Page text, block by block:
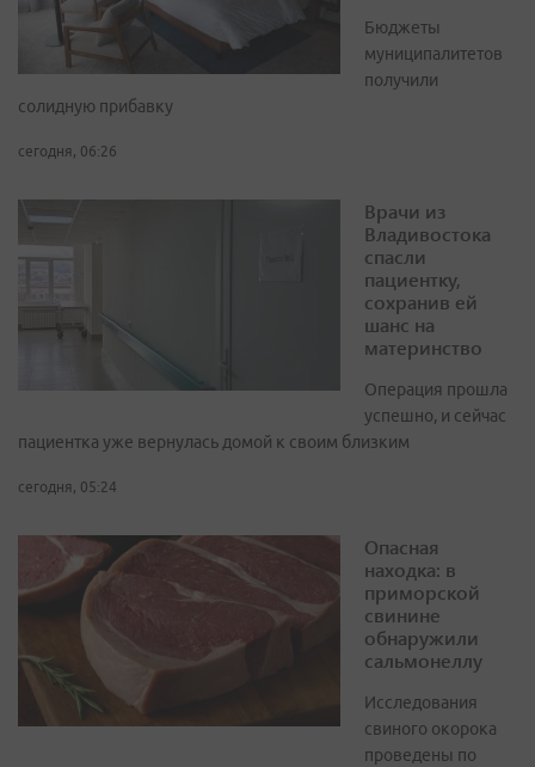
Бюджеты
муниципалитетов
получили
солидную прибавку
сегодня, 06:26
Врачи из
Владивостока
спасли
пациентку,
сохранив ей
шанс на
материнство
Операция прошла
успешно, и сейчас
пациентка уже вернулась домой к своим близким
сегодня, 05:24
Опасная
находка: в
приморской
свинине
обнаружили
сальмонеллу
Исследования
свиного окорока
проведены по